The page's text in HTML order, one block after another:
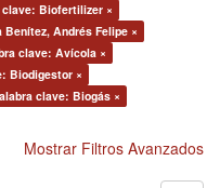
clave: Biofertilizer ×
Andrés Felipe ×
clave: Avícola ×
Biodigestor ×
clave: Biogás ×
Mostrar Filtros Avanzados